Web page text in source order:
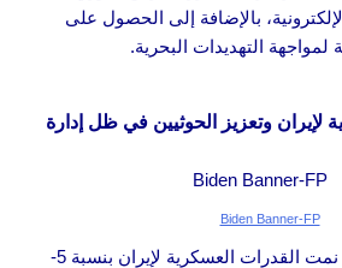
بالإضافة إلى الحصول على
التهديدات البحرية.
لإيران وتعزيز الحوثيين في ظل إدارة
Biden Banner-FP
إدارة ترامب، نمت القدرات العسكرية لإيران بنسبة 5-